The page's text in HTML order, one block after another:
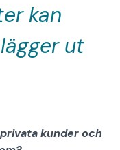
kan
ut
kunder och